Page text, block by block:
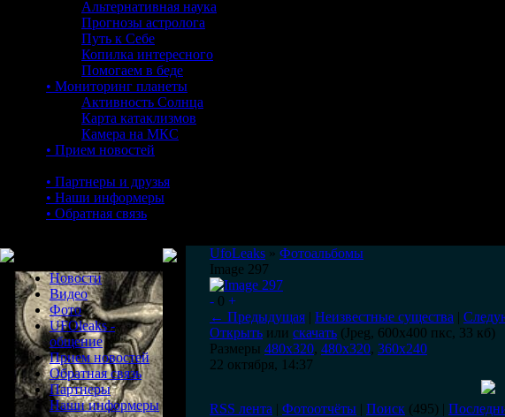
Альтернативная наука
Прогнозы астролога
Путь к Себе
Копилка интересного
Помогаем в беде
• Мониторинг планеты
Активность Солнца
Карта катаклизмов
Камера на МКС
• Прием новостей
• Партнеры и друзья
• Наши информеры
• Обратная связь
Новости
Видео
Фото
UFOleaks -
общение
Прием новостей
Обратная связь
Партнеры
Наши информеры
UfoLeaks » Фотоальбомы
Image 297
- 0 +
← Предыдущая | Неизвестные существа |
Открыть или скачать (Jpeg, 600x400 пкс, 33 кб)
Размеры 480x320, 480x320, 360x240
22 октября, 14:37
RSS лента | Фотоотчёты | Поиск (495) |